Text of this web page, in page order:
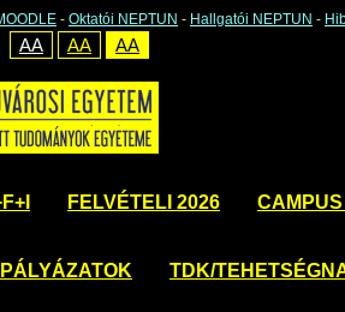
- Oktatói NEPTUN - Hallgatói NEPTUN -
AA AA AA
FELVÉTELI 2026
PÁLYÁZATOK TDK/